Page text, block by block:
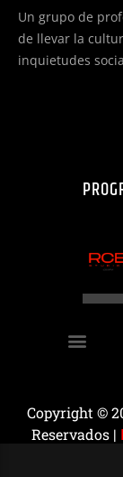
Un grupo de
de llevar la
inquietudes
Copyright ©
Reservados |